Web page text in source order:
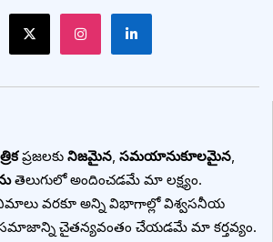
ప్రజలకు నిజమైన, సమయానుకూలమైన,
తెలుగులో అందించడమే మా లక్ష్యం.
వరకూ అన్ని విభాగాల్లో విశ్వసనీయ
చైతన్యవంతం చేయడమే మా కర్తవ్యం.